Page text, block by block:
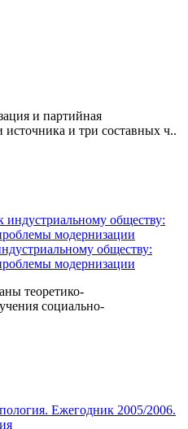
и партийная
и три составных ч..
обществу:
модернизации
теоретико-
социально-